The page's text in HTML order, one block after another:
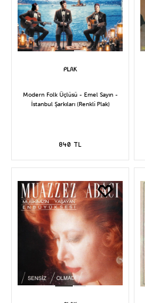
Modern Folk Üçlüsü - Emel Sayın -
İstanbul Şarkıları (Renkli Plak)
840 TL